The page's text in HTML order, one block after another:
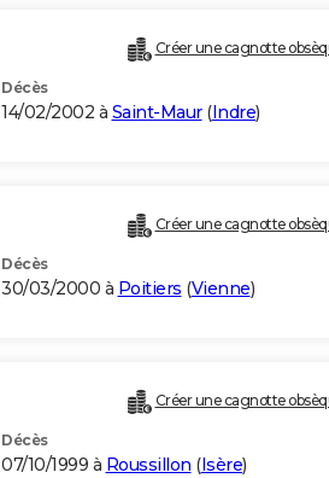
Créer une cagnotte
Décès
14/02/2002 à Saint-Maur(Indre)
Créer une cagnotte
Décès
30/03/2000 à Poitiers (Vienne)
Créer une cagnotte
Décès
07/10/1999 à Roussillon (Isère)